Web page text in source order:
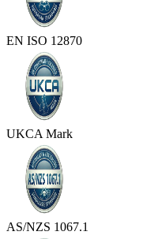
EN ISO 12870
UKCA Mark
AS/NZS 1067.1